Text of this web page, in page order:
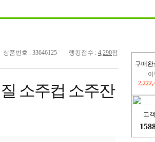
구매완
고
상품번호 : 33646125 랭킹점수 : 4,290점
소주컵 소주잔